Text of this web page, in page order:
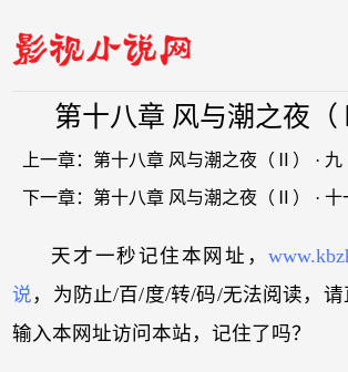
第十八章 风与潮之夜（
上一章： 第十八章 风与潮之夜（Ⅱ） · 九
下一章： 第十八章 风与潮之夜（Ⅱ） · 十
天才一秒记住本网址，
说 ，为防止/百/度/转/码/无法阅读，
输入本网址访问本站，记住了吗？